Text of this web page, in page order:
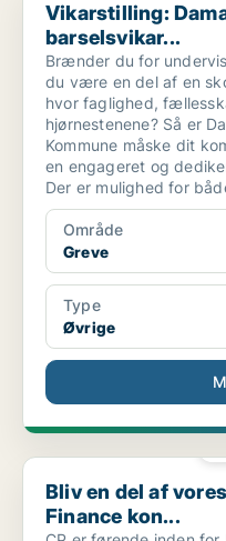
Vikarstilling:
barselsvikar...
Brænder du for
du være en del af en
hvor faglighed,
hjørnestenene? Så er
Kommune måske dit
en engageret og
Der er mulighed for
Område
Greve
Type
Øvrige
Bliv en del af vores stærke
Bliv en del af
Finance kon...